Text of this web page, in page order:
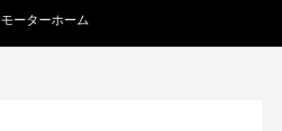
ーターホーム